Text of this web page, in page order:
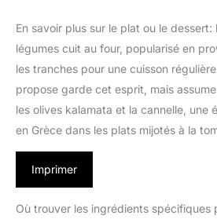
En savoir plus sur le plat ou le
légumes cuit au four, popularisé en
les tranches pour une cuisson
propose garde cet esprit, mais
les olives kalamata et la cannelle, une
en Grèce dans les plats mijotés à la
Imprimer
Où trouver les ingrédients spécifiques